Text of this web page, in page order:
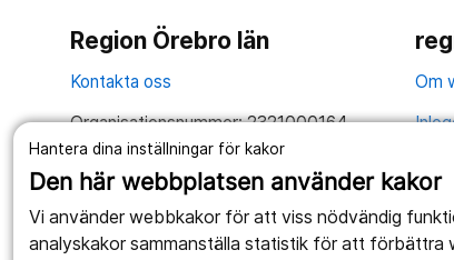
Hantera dina inställningar för kakor
Den här webbplatsen använder kakor
Vi använder webbkakor för att viss nödvändig
analyskakor sammanställa statistik för att förbättra
Region Örebro län
Kontakta oss
Organisationsnummer: 2321000164
Tillsammans skapar vi ett bättre liv
Om